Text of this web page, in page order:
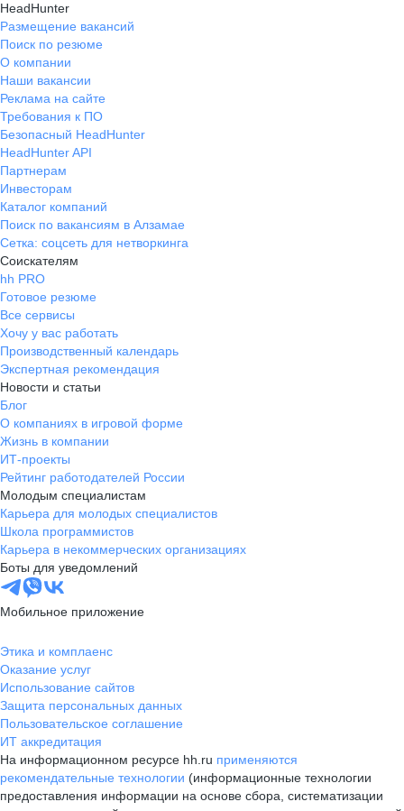
HeadHunter
Размещение вакансий
Поиск по резюме
О компании
Наши вакансии
Реклама на сайте
Требования к ПО
Безопасный HeadHunter
HeadHunter API
Партнерам
Инвесторам
Каталог компаний
Поиск по вакансиям в Алзамае
Сетка: соцсеть для нетворкинга
Соискателям
hh PRO
Готовое резюме
Все сервисы
Хочу у вас работать
Производственный календарь
Экспертная рекомендация
Новости и статьи
Блог
О компаниях в игровой форме
Жизнь в компании
ИТ-проекты
Рейтинг работодателей России
Молодым специалистам
Карьера для молодых специалистов
Школа программистов
Карьера в некоммерческих организациях
Боты для уведомлений
Мобильное приложение
Этика и комплаенс
Оказание услуг
Использование сайтов
Защита персональных данных
Пользовательское соглашение
ИТ аккредитация
На информационном ресурсе hh.ru применяются
рекомендательные технологии (информационные технологии
предоставления информации на основе сбора, систематизации